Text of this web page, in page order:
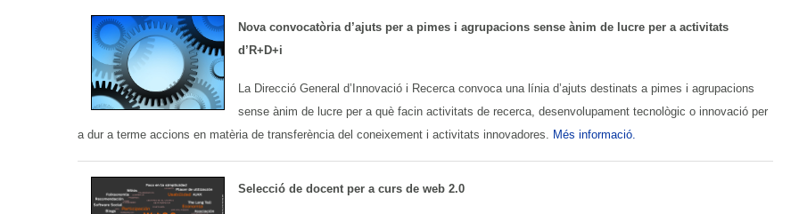
Nova convocatòria d’ajuts per a pimes i agrupacions sense ànim de lucre per a activitats
d’R+D+i
La Direcció General d’Innovació i Recerca convoca una línia d’ajuts destinats a pimes i agrupacions
sense ànim de lucre per a què facin activitats de recerca, desenvolupament tecnològic o innovació per
a dur a terme accions en matèria de transferència del coneixement i activitats innovadores. Més informació.
Selecció de docent per a curs de web 2.0